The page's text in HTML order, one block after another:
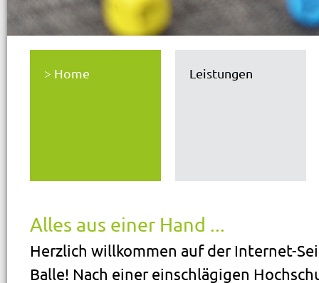
Home Leistungen
Alles aus einer Hand ...
Herzlich willkommen auf der Internet-
Balle! Nach einer einschlägigen